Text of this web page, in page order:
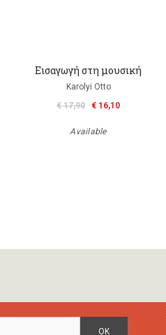
Εισαγωγή στη μουσική
Karolyi Otto
€ 17,90
€ 16,10
Available
OK